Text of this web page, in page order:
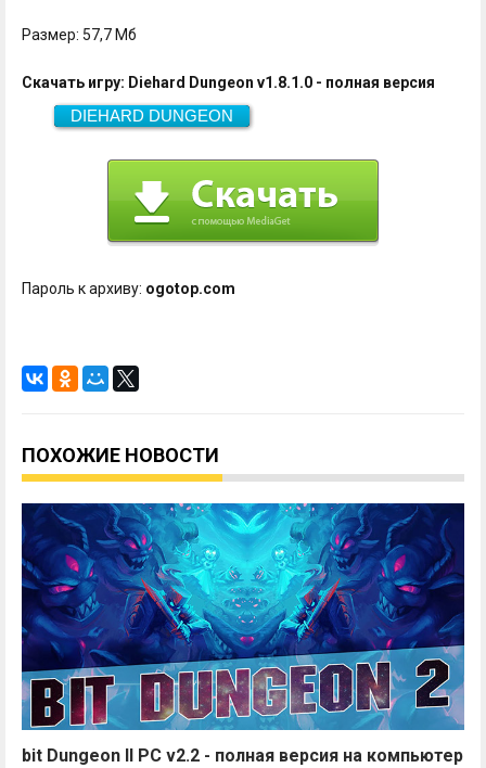
Размер: 57,7 Мб
Скачать игру: Diehard Dungeon v1.8.1.0 - полная версия
DIEHARD DUNGEON
57,7 Мб
Скачать
Пароль к архиву: ogotop.com
ПОХОЖИЕ НОВОСТИ
bit Dungeon II PC v2.2 - полная версия на компьютер